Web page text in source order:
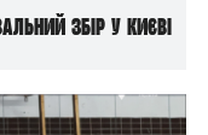
збір у Києві